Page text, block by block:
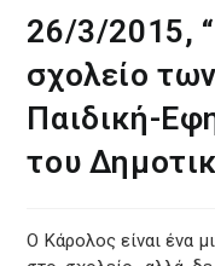
26/3/2015,
σχολείο
Παιδική-
του
Ο Κάρολος είναι ένα